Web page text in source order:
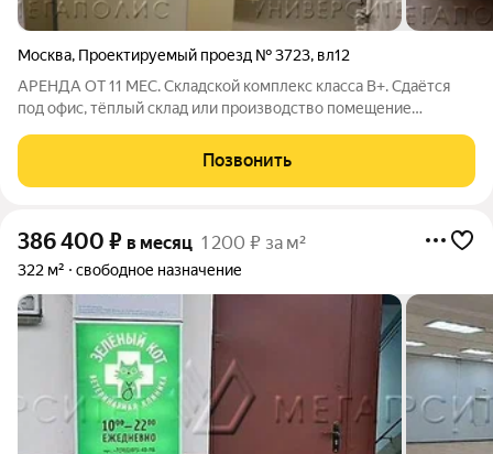
Москва, Проектируемый проезд № 3723, вл12
АРЕНДА ОТ 11 МЕС. Складской комплекс класса B+. Сдаётся
под офис, тёплый склад или производство помещение
потолка 5 м. Стандартная отделка. Есть охрана.УСН. Лот №
251983. С риелторами не
Позвонить
386 400 ₽ в месяц 1 200 ₽ за м²
322 м² свободное назначение